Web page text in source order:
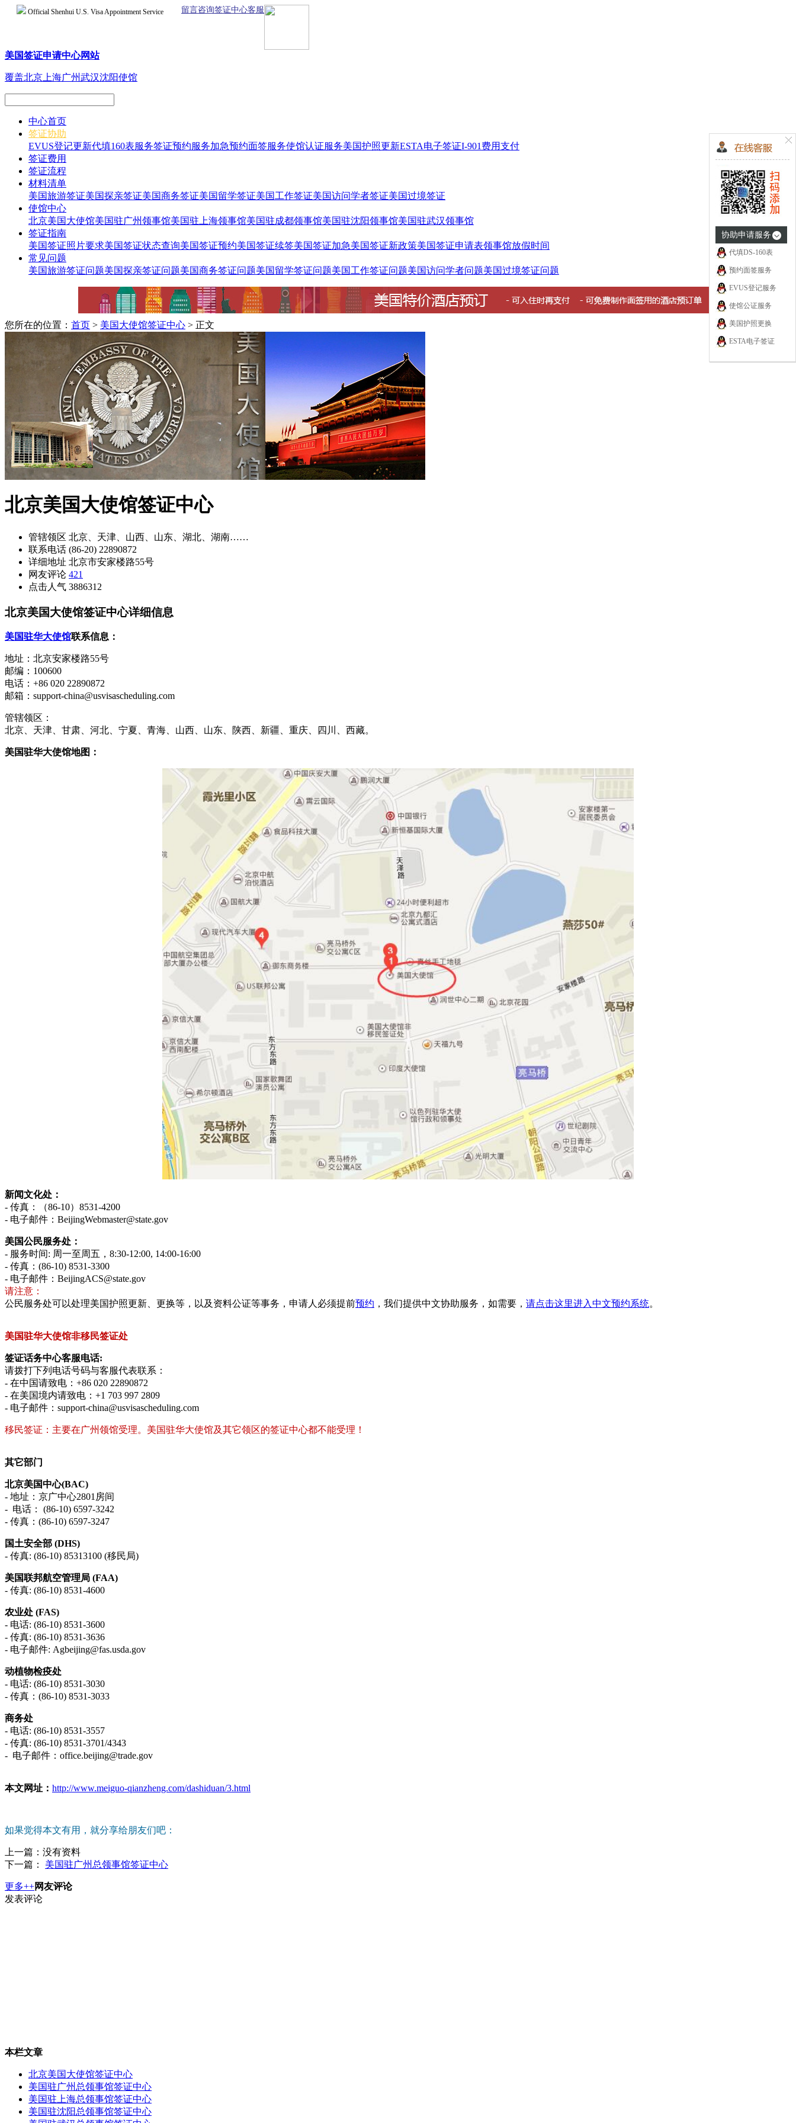
Official Shenhui U.S. Visa Appointment Service 留言咨询签证中心客服
美国签证申请中心网站
覆盖北京上海广州武汉沈阳使馆
中心首页
签证协助
EVUS登记更新代填160表服务签证预约服务加急预约面签服务使馆认证服务美国护照更新ESTA电子签证I-901费用支付
签证费用
签证流程
材料清单
美国旅游签证美国探亲签证美国商务签证美国留学签证美国工作签证美国访问学者签证美国过境签证
使馆中心
北京美国大使馆美国驻广州领事馆美国驻上海领事馆美国驻成都领事馆美国驻沈阳领事馆美国驻武汉领事馆
签证指南
美国签证照片要求美国签证状态查询美国签证预约美国签证续签美国签证加急美国签证新政策美国签证申请表领事馆放假时间
常见问题
美国旅游签证问题美国探亲签证问题美国商务签证问题美国留学签证问题美国工作签证问题美国访问学者问题美国过境签证问题
您所在的位置： 首页 > 美国大使馆签证中心 > 正文
北京美国大使馆签证中心
管辖领区 北京、天津、山西、山东、湖北、湖南……
联系电话 (86-20) 22890872
详细地址 北京市安家楼路55号
网友评论 421
点击人气 3886312
北京美国大使馆签证中心详细信息
美国驻华大使馆联系信息：
地址：北京安家楼路55号
邮编：100600
电话：+86 020 22890872
邮箱：support-china@usvisascheduling.com
管辖领区：
北京、天津、甘肃、河北、宁夏、青海、山西、山东、陕西、新疆、重庆、四川、西藏。
美国驻华大使馆地图：
新闻文化处：
- 传真：（86-10）8531-4200
- 电子邮件：BeijingWebmaster@state.gov
美国公民服务处：
- 服务时间: 周一至周五，8:30-12:00, 14:00-16:00
- 传真：(86-10) 8531-3300
- 电子邮件：BeijingACS@state.gov
请注意：
公民服务处可以处理美国护照更新、更换等，以及资料公证等事务，申请人必须提前预约 ，我们提供中文协助服务，如需要， 请点击这里进入中文预约系统。
美国驻华大使馆非移民签证处
签证话务中心客服电话:
请拨打下列电话号码与客服代表联系：
- 在中国请致电：+86 020 22890872
- 在美国境内请致电：+1 703 997 2809
- 电子邮件：support-china@usvisascheduling.com
移民签证：主要在广州领馆受理。美国驻华大使馆及其它领区的签证中心都不能受理！
其它部门
北京美国中心(BAC)
- 地址：京广中心2801房间
- 电话： (86-10) 6597-3242
- 传真：(86-10) 6597-3247
国土安全部 (DHS)
- 传真: (86-10) 85313100 (移民局)
美国联邦航空管理局 (FAA)
- 传真: (86-10) 8531-4600
农业处 (FAS)
- 电话: (86-10) 8531-3600
- 传真: (86-10) 8531-3636
- 电子邮件: Agbeijing@fas.usda.gov
动植物检疫处
- 电话: (86-10) 8531-3030
- 传真：(86-10) 8531-3033
商务处
- 电话: (86-10) 8531-3557
- 传真: (86-10) 8531-3701/4343
- 电子邮件：office.beijing@trade.gov
本文网址： http://www.meiguo-qianzheng.com/dashiduan/3.html
如果觉得本文有用，就分享给朋友们吧：
上一篇： 没有资料
下一篇： 美国驻广州总领事馆签证中心
更多++网友评论
发表评论
本栏文章
北京美国大使馆签证中心
美国驻广州总领事馆签证中心
美国驻上海总领事馆签证中心
美国驻沈阳总领事馆签证中心
协助申请服务
代填DS-160表
预约面签服务
EVUS登记服务
使馆公证服务
美国护照更换
ESTA电子签证